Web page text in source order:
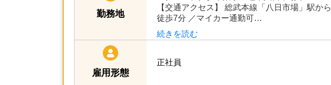
勤務地
【交通アクセス】 総武本線「八日市場」駅から
徒歩7分 ／マイカー通勤可…
続きを読む
雇用形態
正社員